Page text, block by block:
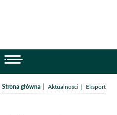
Strona główna /Aktualności /Eksport